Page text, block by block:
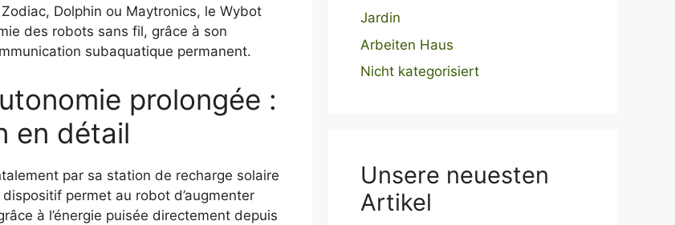
Dolphin ou Maytronics, le Wybot
des robots sans fil, grâce à son
subaquatique permanent.
prolongée :
en détail
par sa station de recharge solaire
permet au robot d’augmenter
à l’énergie puisée directement depuis
Jardin
Arbeiten Haus
Nicht kategorisiert
Unsere neuesten
Artikel